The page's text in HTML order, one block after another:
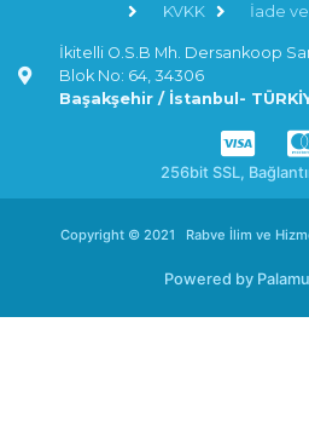
KVKK
İade
İkitelli O.S.B Mh. Dersankoop
Blok No: 64, 34306
Başakşehir / İstanbul-
256bit SSL,
Copyright © 2021 Rabve İlim ve Hizmet
Powered by